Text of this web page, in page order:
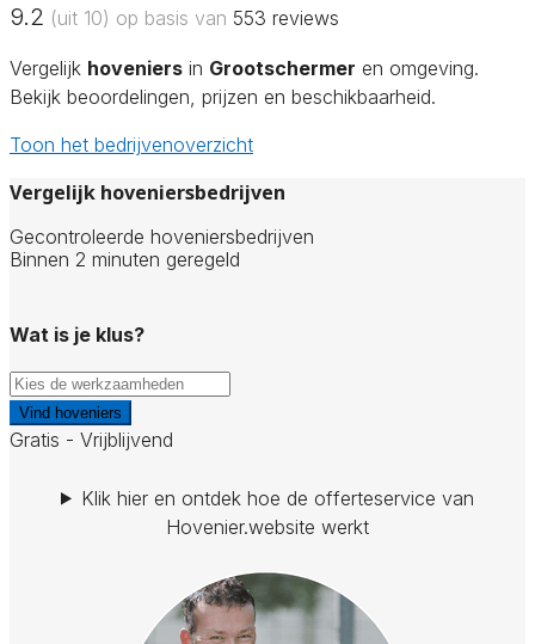
9.2 (uit 10) op basis van 553 reviews
Vergelijk hoveniers in Grootschermer en omgeving.
Bekijk beoordelingen, prijzen en beschikbaarheid.
Toon het bedrijvenoverzicht
Vergelijk hoveniersbedrijven
Gecontroleerde hoveniersbedrijven
Binnen 2 minuten geregeld
Wat is je klus?
Vind hoveniers
Gratis - Vrijblijvend
Klik hier en ontdek hoe de offerteservice van
Hovenier.website werkt